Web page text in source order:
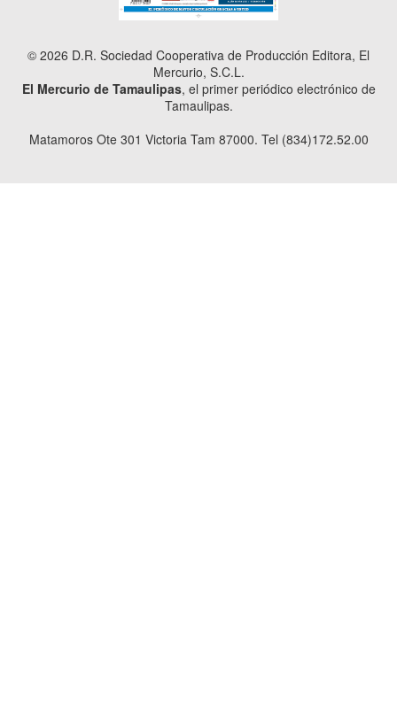
© 2026 D.R. Sociedad Cooperativa de Producción Editora, El
Mercurio, S.C.L.
El Mercurio de Tamaulipas, el primer periódico electrónico de
Tamaulipas.
Matamoros Ote 301 Victoria Tam 87000. Tel (834)172.52.00